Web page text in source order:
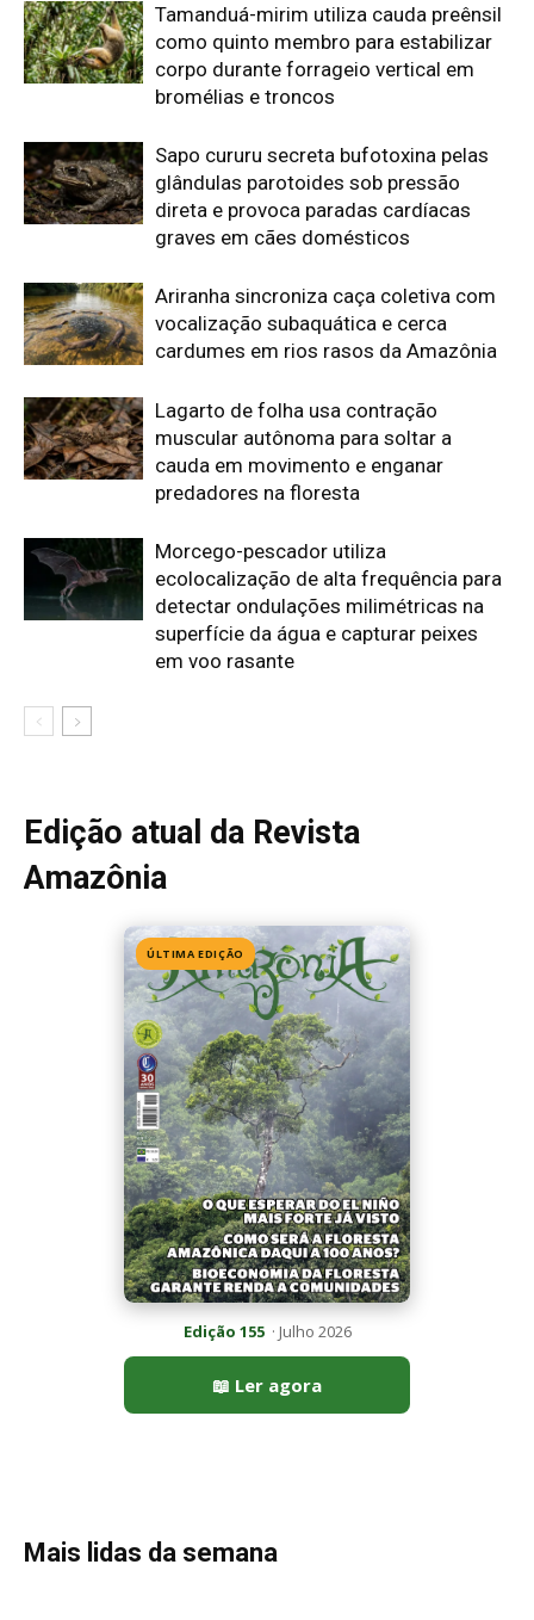
Tamanduá-mirim utiliza cauda preênsil
como quinto membro para estabilizar
corpo durante forrageio vertical em
bromélias e troncos
Sapo cururu secreta bufotoxina pelas
glândulas parotoides sob pressão
direta e provoca paradas cardíacas
graves em cães domésticos
Ariranha sincroniza caça coletiva com
vocalização subaquática e cerca
cardumes em rios rasos da Amazônia
Lagarto de folha usa contração
muscular autônoma para soltar a
cauda em movimento e enganar
predadores na floresta
Morcego-pescador utiliza
ecolocalização de alta frequência para
detectar ondulações milimétricas na
superfície da água e capturar peixes
em voo rasante
Edição atual da Revista
Amazônia
ÚLTIMA EDIÇÃO
Edição 155· Julho 2026
📖 Ler agora
Mais lidas da semana